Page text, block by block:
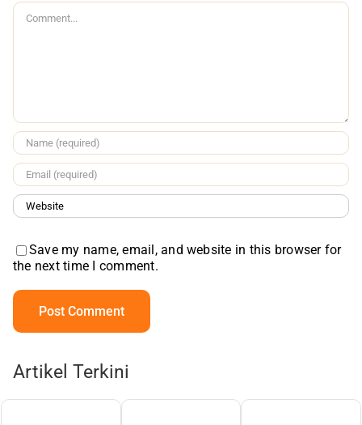
Comment
Save my name, email, and website in this browser for
the next time I comment.
Artikel Terkini